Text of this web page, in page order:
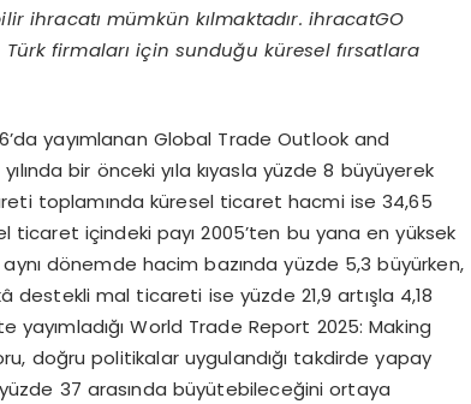
ihracatı mümkün kılmaktadır. ihracatGO
firmaları için sunduğu küresel fırsatlara
yayımlanan Global Trade Outlook and
bir önceki yıla kıyasla yüzde 8 büyüyerek
toplamında küresel ticaret hacmi ise 34,65
ticaret içindeki payı 2005’ten bu yana en yüksek
dönemde hacim bazında yüzde 5,3 büyürken,
mal ticareti ise yüzde 21,9 artışla 4,18
yayımladığı World Trade Report 2025: Making
doğru politikalar uygulandığı takdirde yapay
37 arasında büyütebileceğini ortaya